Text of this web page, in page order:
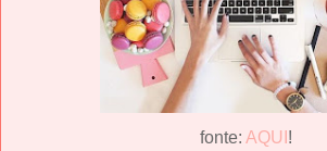
fonte: AQUI !